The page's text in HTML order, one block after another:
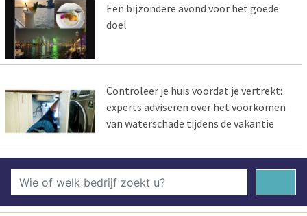
Een bijzondere avond voor het goede
doel
Controleer je huis voordat je vertrekt:
experts adviseren over het voorkomen
van waterschade tijdens de vakantie